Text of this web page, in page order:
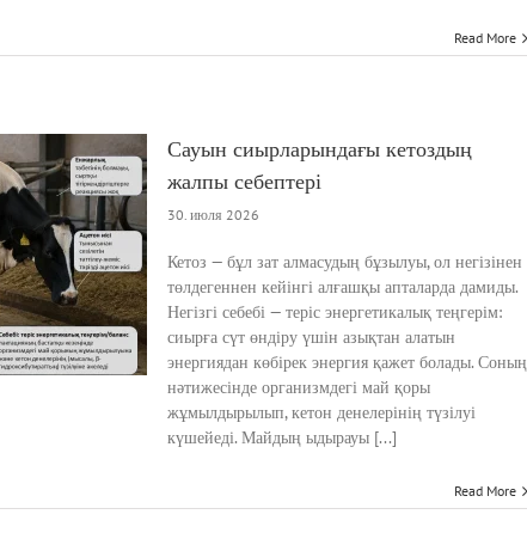
Read More
Сауын сиырларындағы кетоздың
жалпы себептері
30. июля 2026
Кетоз — бұл зат алмасудың бұзылуы, ол негізінен
төлдегеннен кейінгі алғашқы апталарда дамиды.
Негізгі себебі — теріс энергетикалық теңгерім:
сиырға сүт өндіру үшін азықтан алатын
энергиядан көбірек энергия қажет болады. Соның
нәтижесінде организмдегі май қоры
жұмылдырылып, кетон денелерінің түзілуі
күшейеді. Майдың ыдырауы [...]
Read More